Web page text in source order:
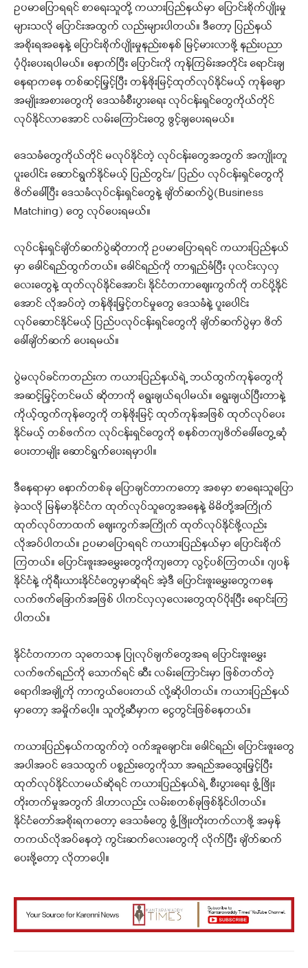
ဥပမာပြောရရင် စာရေးသူတို့ ကယားပြည်နယ်မှာ ပြောင်းစိုက်ပျိုးမှု
များသလို ပြောင်းအထွက် လည်းများပါတယ်။ ဒီတော့ ပြည်နယ်
အစိုးရအနေနဲ့ ပြောင်းစိုက်ပျိုးမှုနည်းစနစ် မြင့်မားလာဖို့ နည်းပညာ
ပံ့ပိုးပေးရပါမယ်။ နောက်ပြီး ပြောင်းကို ကုန်ကြမ်းအတိုင်း ရောင်းချ
နေရာကနေ တစ်ဆင့်မြှင့်ပြီး တန်ဖိုးမြင့်ထုတ်လုပ်နိုင်မယ့် ကုန်ချော
အမျိုးအစားတွေကို ဒေသခံစီးပွားရေး လုပ်ငန်းရှင်တွေကိုယ်တိုင်
လုပ်နိုင်လာအောင် လမ်းကြောင်းတွေ ဖွင့်ချပေးရမယ်။
ဒေသခံတွေကိုယ်တိုင် မလုပ်နိုင်တဲ့ လုပ်ငန်းတွေအတွက် အကျိုးတူ
ပူးပေါင်း ဆောင်ရွက်နိုင်မယ့် ပြည်တွင်း/ ပြည်ပ လုပ်ငန်းရှင်တွေကို
ဖိတ်ခေါ်ပြီး ဒေသခံလုပ်ငန်းရှင်တွေနဲ့ ချိတ်ဆက်ပွဲ(Business
Matching) တွေ လုပ်ပေးရမယ်။
လုပ်ငန်းရှင်ချိတ်ဆက်ပွဲဆိုတာကို ဥပမာပြောရရင် ကယားပြည်နယ်
မှာ ခေါင်ရည်ထွက်တယ်။ ခေါင်ရည်ကို တာရှည်ခံပြီး ပုလင်းလှလှ
လေးတွေနဲ့ ထုတ်လုပ်နိုင်အောင်၊ နိုင်ငံတကာဈေးကွက်ကို တင်ပို့နိုင်
အောင် လိုအပ်တဲ့ တန်ဖိုးမြှင့်တင်မှုတွေ ဒေသခံနဲ့ ပူးပေါင်း
လုပ်ဆောင်နိုင်မယ့် ပြည်ပလုပ်ငန်းရှင်တွေကို ချိတ်ဆက်ပွဲမှာ ဖိတ်
ခေါ်ချိတ်ဆက် ပေးရမယ်။
ပွဲမလုပ်ခင်ကတည်းက ကယားပြည်နယ်ရဲ့ ဘယ်ထွက်ကုန်တွေကို
အဆင့်မြှင့်တင်မယ် ဆိုတာကို ရွေးချယ်ရပါမယ်။ ရွေးချယ်ပြီးတာနဲ့
ကိုယ့်ထွက်ကုန်တွေကို တန်ဖိုးမြင့် ထုတ်ကုန်အဖြစ် ထုတ်လုပ်ပေး
နိုင်မယ့် တစ်ဖက်က လုပ်ငန်းရှင်တွေကို စနစ်တကျဖိတ်ခေါ်တွေ့ဆုံ
ပေးတာမျိုး ဆောင်ရွက်ပေးရမှာပါ။
ဒီနေရာမှာ နောက်တစ်ခု ပြောချင်တာကတော့ အစမှာ စာရေးသူပြော
ခဲ့သလို မြန်မာနိုင်ငံက ထုတ်လုပ်သူတွေအနေနဲ့ မိမိတို့အကြိုက်
ထုတ်လုပ်တာထက် ဈေးကွက်အကြိုက် ထုတ်လုပ်နိုင်ဖို့လည်း
လိုအပ်ပါတယ်။ ဥပမာပြောရရင် ကယားပြည်နယ်မှာ ပြောင်းစိုက်
ကြတယ်။ ပြောင်းဖူးအမွှေးတွေကိုကျတော့ လွင့်ပစ်ကြတယ်။ ဂျပန်
နိုင်ငံနဲ့ ကိုရီးယားနိုင်ငံတွေမှာဆိုရင် အဲ့ဒီ ပြောင်းဖူးမွှေးတွေကနေ
လက်ဖက်ခြောက်အဖြစ် ပါကင်လှလှလေးတွေထုပ်ပိုးပြီး ရောင်းကြ
ပါတယ်။
နိုင်ငံတကာက သုတေသန ပြုလုပ်ချက်တွေအရ ပြောင်းဖူးမွှေး
လက်ဖက်ရည်ကို သောက်ရင် ဆီး လမ်းကြောင်းမှာ ဖြစ်တတ်တဲ့
ရောဂါအချို့ကို ကာကွယ်ပေးတယ် လို့ဆိုပါတယ်။ ကယားပြည်နယ်
မှာတော့ အမှိုက်ပေါ့။ သူတို့ဆီမှာက ငွေတွင်းဖြစ်နေတယ်။
ကယားပြည်နယ်ကထွက်တဲ့ ဝက်အူချောင်း၊ ခေါင်ရည်၊ ပြောင်းဖူးတွေ
အပါအဝင် ဒေသထွက် ပစ္စည်းတွေကိုသာ အရည်အသွေးမြှင့်ပြီး
ထုတ်လုပ်နိုင်လာမယ်ဆိုရင် ကယားပြည်နယ်ရဲ့ စီးပွားရေး ဖွံ့ဖြိုး
တိုးတက်မှုအတွက် ဒါဟာလည်း လမ်းစတစ်ခုဖြစ်နိုင်ပါတယ်။
နိုင်ငံတော်အစိုးရကတော့ ဒေသခံတွေ ဖွံ့ဖြိုးတိုးတက်လာဖို့ အမှန်
တကယ်လိုအပ်နေတဲ့ ကွင်းဆက်လေးတွေကို လိုက်ပြီး ချိတ်ဆက်
ပေးဖို့တော့ လိုတာပေါ့။